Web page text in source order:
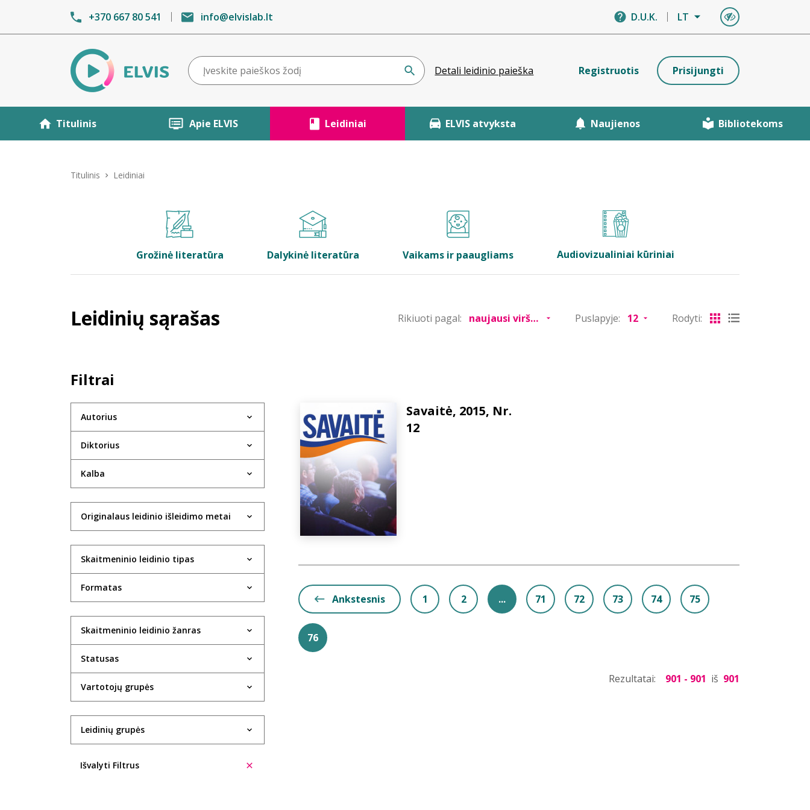
+370 667 80 541 info@elvislab.lt D.U.K. LT
Detali leidinio paieška Registruotis Prisijungti
Titulinis Apie ELVIS Leidiniai ELVIS atvyksta Naujienos Bibliotekoms
Titulinis Leidiniai
Grožinė literatūra Dalykinė literatūra Vaikams ir paaugliams Audiovizualiniai kūriniai
Leidinių sąrašas Rikiuoti pagal: Puslapyje: Rodyti:
Filtrai
Autorius
Diktorius
Kalba
Originalaus leidinio išleidimo metai
Skaitmeninio leidinio tipas
Formatas
Skaitmeninio leidinio žanras
Statusas
Vartotojų grupės
Leidinių grupės
Išvalyti Filtrus
Savaitė, 2015, Nr.
12
Ankstesnis 1 2 ... 71 72 73 74 75
76
Rezultatai: 901 - 901 iš 901